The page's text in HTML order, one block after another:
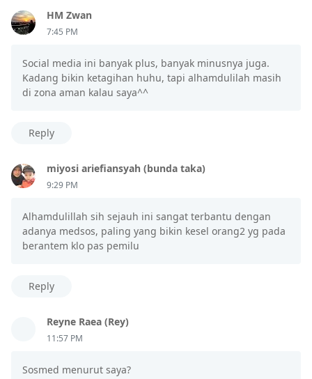
HM Zwan
7:45 PM
Social media ini banyak plus, banyak minusnya juga.
Kadang bikin ketagihan huhu, tapi alhamdulilah masih
di zona aman kalau saya^^
Reply
miyosi ariefiansyah (bunda taka)
9:29 PM
Alhamdulillah sih sejauh ini sangat terbantu dengan
adanya medsos, paling yang bikin kesel orang2 yg pada
berantem klo pas pemilu
Reply
Reyne Raea (Rey)
11:57 PM
Sosmed menurut saya?